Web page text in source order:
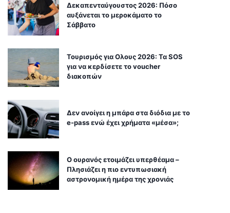
Δεκαπενταύγουστος 2026: Πόσο
αυξάνεται το μεροκάματο το
Σάββατο
Τουρισμός για Ολους 2026: Τα SOS
για να κερδίσετε το voucher
διακοπών
Δεν ανοίγει η μπάρα στα διόδια με το
e-pass ενώ έχει χρήματα «μέσα»;
Ο ουρανός ετοιμάζει υπερθέαμα –
Πλησιάζει η πιο εντυπωσιακή
αστρονομική ημέρα της χρονιάς